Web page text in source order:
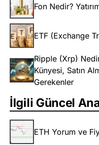
Fon Nedir?
ETF (Exchange
Ripple (Xrp)
Künyesi, Satın
Gerekenler
İlgili Güncel
ETH Yorum ve